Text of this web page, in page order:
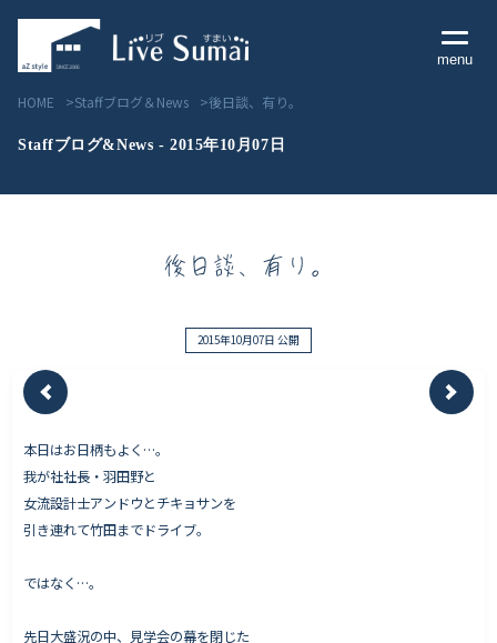
menu
Livesumai 住宅標準性能
Livesumai 保証について
見学会／モデルハウス情報
物件情報
Works - 施工実績
オーナー様の声
HOME Staffブログ＆News 後日談、有り。
Staffブログ&News - 2015年10月07日
後日談、有り。
2015年10月07日 公開
本日はお日柄もよく…。
我が社社長・羽田野と
女流設計士アンドウとチキョサンを
引き連れて竹田までドライブ。
ではなく…。
先日大盛況の中、見学会の幕を閉じた